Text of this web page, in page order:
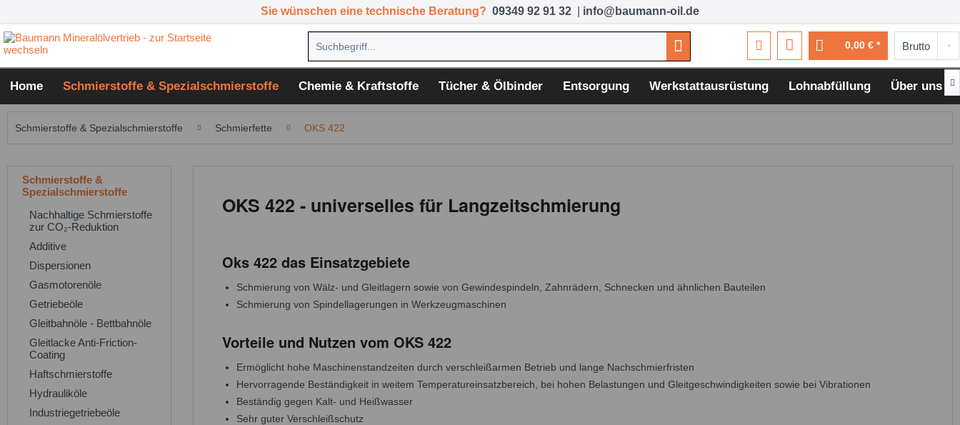
Sie wünschen eine technische Beratung? 09349 92 91 32 info@baumann-oil.de
0,00 € *
Home Schmierstoffe & Spezialschmierstoffe Chemie & Kraftstoffe Tücher & Ölbinder Entsorgung Werkstattausrüstung Lohnabfüllung Über uns 
Schmierstoffe & Spezialschmierstoffe Schmierfette OKS 422
Schmierstoffe &
Spezialschmierstoffe
Nachhaltige Schmierstoffe
zur CO₂-Reduktion
Additive
Dispersionen
Gasmotorenöle
Getriebeöle
Gleitbahnöle - Bettbahnöle
Gleitlacke Anti-Friction-
Coating
Haftschmierstoffe
Hydrauliköle
Industriegetriebeöle
OKS 422 - universelles für Langzeitschmierung
Oks 422 das Einsatzgebiete
Schmierung von Wälz- und Gleitlagern sowie von Gewindespindeln, Zahnrädern, Schnecken und ähnlichen Bauteilen
Schmierung von Spindellagerungen in Werkzeugmaschinen
Vorteile und Nutzen vom OKS 422
Ermöglicht hohe Maschinenstandzeiten durch verschleißarmen Betrieb und lange Nachschmierfristen
Hervorragende Beständigkeit in weitem Temperatureinsatzbereich, bei hohen Belastungen und Gleitgeschwindigkeiten sowie bei Vibrationen
Beständig gegen Kalt- und Heißwasser
Sehr guter Verschleißschutz